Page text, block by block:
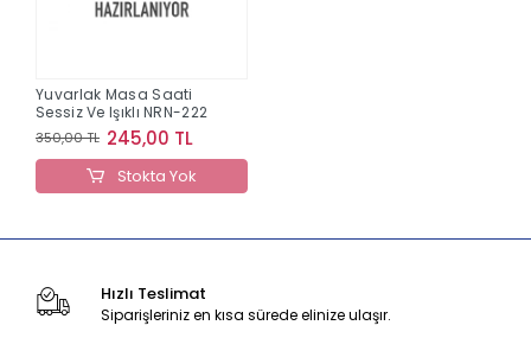
Yuvarlak Masa Saati
Sessiz Ve Işıklı NRN-222
350,00 TL 245,00 TL
Stokta Yok
Hızlı Teslimat
Siparişleriniz en kısa sürede elinize ulaşır.